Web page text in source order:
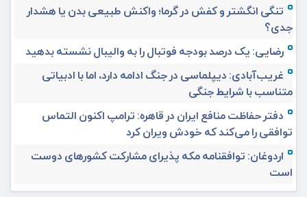
تنگی انگشتر و کفش در گرما؛ واکنش طبیعی بدن یا هشدار
جدی؟
رضایی: یک درصد بودجه فوتبال را به والیبال نشسته بدهید
غریب‌آبادی: دیپلماسی در جنگ ادامه دارد، اما با ادبیاتی
متناسب با شرایط جنگی
دفتر حفاظت منافع ایران در قاهره: ترامپ اکنون التماس
توافقی را می‌کند که خودش ویران کرد
اردوغان: توافقنامه مکه پذیرای مشارکت کشورهای دوست
است